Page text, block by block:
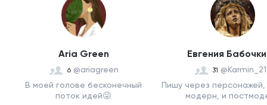
Aria Green
6 @ariagreen
В моей голове бесконечный
поток идей😜
Евгения
31
Пишу через
модерн, и